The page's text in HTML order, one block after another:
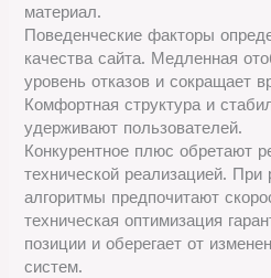
материал.
Поведенческие факторы
качества сайта. Медленная
уровень отказов и сокращает
Комфортная структура и
удерживают пользователей.
Конкурентное плюс обретают
технической реализацией. При
алгоритмы предпочитают
техническая оптимизация
позиции и оберегает от
систем.